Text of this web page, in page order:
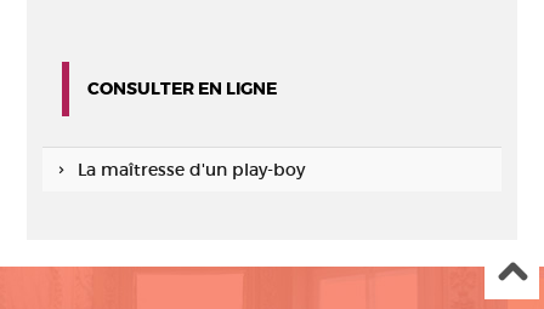
CONSULTER EN LIGNE
La maîtresse d'un play-boy